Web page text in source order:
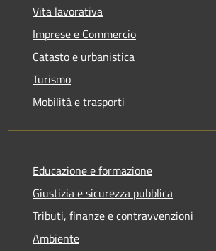
Vita lavorativa
Imprese e Commercio
Catasto e urbanistica
Turismo
Mobilità e trasporti
Educazione e formazione
Giustizia e sicurezza pubblica
Tributi, finanze e contravvenzioni
Ambiente